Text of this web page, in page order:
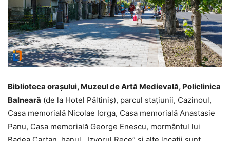
Biblioteca oraşului, Muzeul de Artă Medievală, Policlinica
Balneară (de la Hotel Păltiniş), parcul staţiunii, Cazinoul,
Casa memorială Nicolae Iorga, Casa memorială Anastasie
Panu, Casa memorială George Enescu, mormântul lui